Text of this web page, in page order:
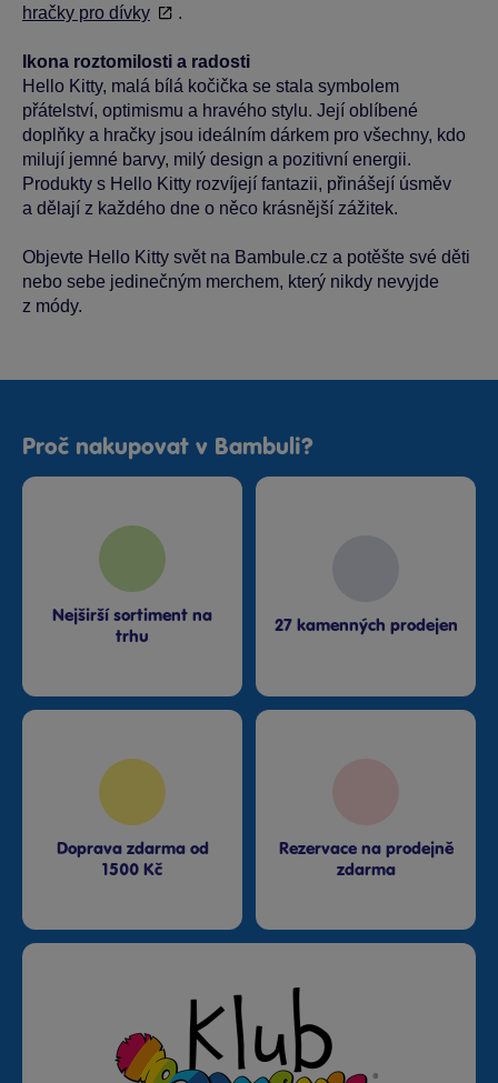
hračky pro dívky
.
Ikona roztomilosti a radosti
Hello Kitty, malá bílá kočička se stala symbolem
přátelství, optimismu a hravého stylu. Její oblíbené
doplňky a hračky jsou ideálním dárkem pro všechny, kdo
milují jemné barvy, milý design a pozitivní energii.
Produkty s Hello Kitty rozvíjejí fantazii, přinášejí úsměv
a dělají z každého dne o něco krásnější zážitek.
Objevte Hello Kitty svět na Bambule.cz a potěšte své děti
nebo sebe jedinečným merchem, který nikdy nevyjde
z módy.
Proč nakupovat v Bambuli?
Nejširší sortiment na
trhu
27 kamenných prodejen
Doprava zdarma od
1500 Kč
Rezervace na prodejně
zdarma